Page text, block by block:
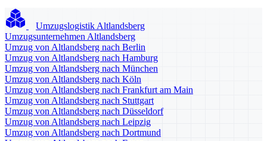
Umzugslogistik Altlandsberg
Umzugsunternehmen Altlandsberg
Umzug von Altlandsberg nach Berlin
Umzug von Altlandsberg nach Hamburg
Umzug von Altlandsberg nach München
Umzug von Altlandsberg nach Köln
Umzug von Altlandsberg nach Frankfurt am Main
Umzug von Altlandsberg nach Stuttgart
Umzug von Altlandsberg nach Düsseldorf
Umzug von Altlandsberg nach Leipzig
Umzug von Altlandsberg nach Dortmund